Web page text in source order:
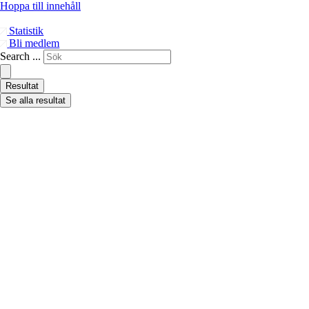
Hoppa till innehåll
Statistik
Bli medlem
Search ...
Resultat
Se alla resultat